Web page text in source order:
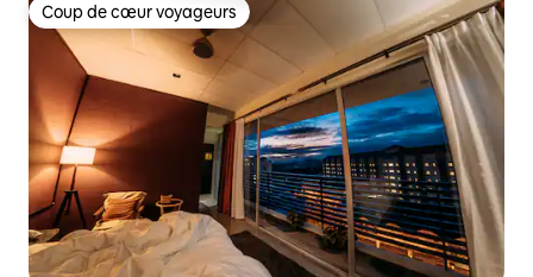
Coup de cœur voyageurs
Coup de cœur voyageurs